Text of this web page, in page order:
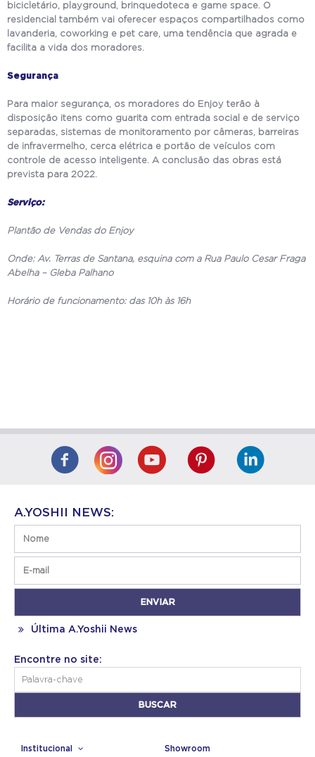
bicicletário, playground, brinquedoteca e game space. O
residencial também vai oferecer espaços compartilhados como
lavanderia, coworking e pet care, uma tendência que agrada e
facilita a vida dos moradores.
Segurança
Para maior segurança, os moradores do Enjoy terão à
disposição itens como guarita com entrada social e de serviço
separadas, sistemas de monitoramento por câmeras, barreiras
de infravermelho, cerca elétrica e portão de veículos com
controle de acesso inteligente. A conclusão das obras está
prevista para 2022.
Serviço:
Plantão de Vendas do Enjoy
Onde: Av. Terras de Santana, esquina com a Rua Paulo Cesar Fraga
Abelha – Gleba Palhano
Horário de funcionamento: das 10h às 16h
A.YOSHII NEWS:
Última A.Yoshii News
Encontre no site:
Institucional Showroom